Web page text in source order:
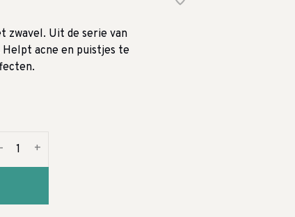
zwavel. Uit de serie van
Helpt acne en puistjes te
+
-